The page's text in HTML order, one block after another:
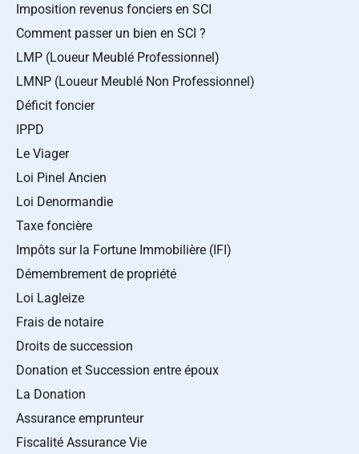
Imposition revenus fonciers en SCI
Comment passer un bien en SCI ?
LMP (Loueur Meublé Professionnel)
LMNP (Loueur Meublé Non Professionnel)
Déficit foncier
IPPD
Le Viager
Loi Pinel Ancien
Loi Denormandie
Taxe foncière
Impôts sur la Fortune Immobilière (IFI)
Démembrement de propriété
Loi Lagleize
Frais de notaire
Droits de succession
Donation et Succession entre époux
La Donation
Assurance emprunteur
Fiscalité Assurance Vie